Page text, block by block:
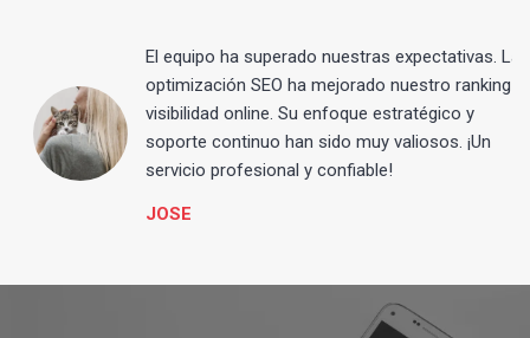
El equipo ha superado nuestras expectativas. La
optimización SEO ha mejorado nuestro ranking y
visibilidad online. Su enfoque estratégico y
soporte continuo han sido muy valiosos. ¡Un
servicio profesional y confiable!
JOSE